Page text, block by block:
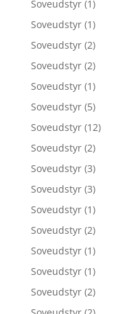
Soveudstyr (1)
Soveudstyr (1)
Soveudstyr (2)
Soveudstyr (2)
Soveudstyr (1)
Soveudstyr (5)
Soveudstyr (12)
Soveudstyr (2)
Soveudstyr (3)
Soveudstyr (3)
Soveudstyr (1)
Soveudstyr (2)
Soveudstyr (1)
Soveudstyr (1)
Soveudstyr (2)